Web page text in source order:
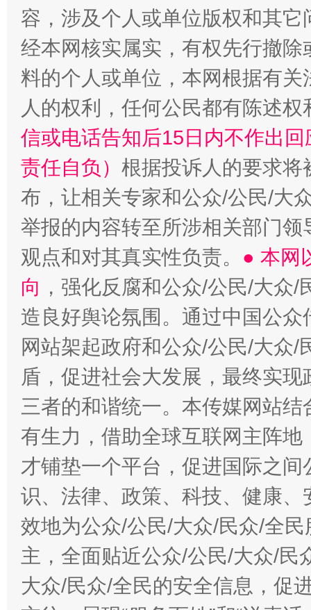
容，涉及个人或单位版权和其它
经本网核实属实，有权先行撤
料的个人或单位，本网根据有
人的权利，任何公民都有陈述
信或电话告知后15日内不作出
责任自负） 根据投诉人的要求将
布，让相关专家和公众/公民/大
举报的内容转至所涉相关部门
观点和对其真实性负责。 ● 本网
向 ，强化反腐和公众/公民/大众
造良好舆论氛围。通过中国公
网站架起政府和公众/公民/大众
盾，促进社会大发展，最终实
三者的和谐统一。本传媒网站
有生力，借助全球互联网主阵
才铺垫一个平台，促进国际之
识、法律、政策、科技、健康
效地为公众/公民/大众/民众/全
主，全面贴近公众/公民/大众/民
大众/民众/全民的安全信息，促